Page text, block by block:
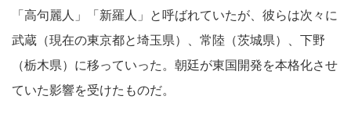
「高句麗人」「新羅人」と呼ばれていたが、彼らは次々に
武蔵（現在の東京都と埼玉県）、常陸（茨城県）、下野
（栃木県）に移っていった。朝廷が東国開発を本格化させ
ていた影響を受けたものだ。